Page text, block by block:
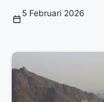
5 Februari 2026